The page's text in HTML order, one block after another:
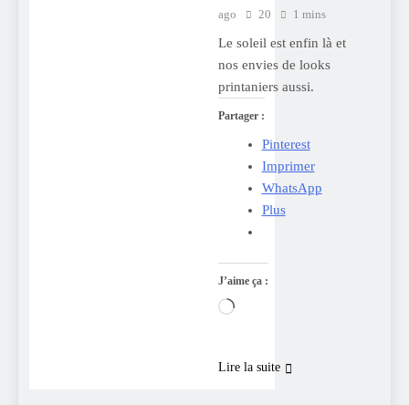
ago
20 1 mins
Le soleil est enfin là et
nos envies de looks
printaniers aussi.
Partager :
Pinterest
Imprimer
WhatsApp
Plus
J’aime ça :
Chargement…
Lire la suite